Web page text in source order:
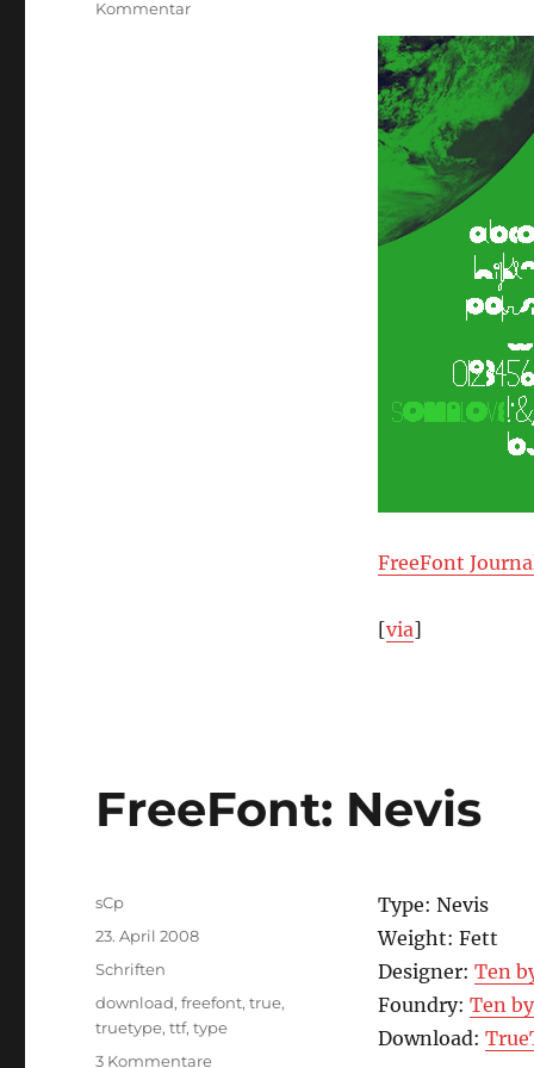
FreeFont
[via]
Kommentarzu
FreeFont: Nevis
Type: Nevis
Weight: Fett
Designer: Ten
Foundry: Ten
Download:
Autor
sCp
Veröffentlicht
am
23. April 2008
Kategorien
Schriften
Schlagwörter
download,freefont,true,
truetype,ttf,type
3 Kommentarezu